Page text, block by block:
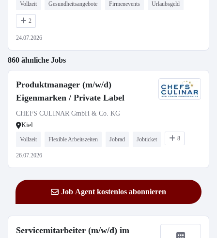
Vollzeit Gesundheitsangebote Firmenevents Urlaubsgeld
2
24.07.2026
860 ähnliche Jobs
Produktmanager (m/w/d)
Eigenmarken / Private Label
CHEFS CULINAR GmbH & Co. KG
Kiel
Vollzeit Flexible Arbeitszeiten Jobrad Jobticket 8
26.07.2026
Job Agent kostenlos abonnieren
Servicemitarbeiter (m/w/d) im